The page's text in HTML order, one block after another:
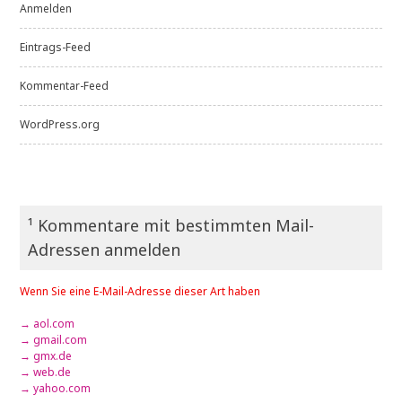
Anmelden
Eintrags-Feed
Kommentar-Feed
WordPress.org
¹ Kommentare mit bestimmten Mail-
Adressen anmelden
Wenn Sie eine E-Mail-Adresse dieser Art haben
→ aol.com
→ gmail.com
→ gmx.de
→ web.de
→ yahoo.com